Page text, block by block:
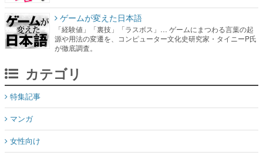
ゲームが変えた日本語
「経験値」「裏技」「ラスボス」… ゲームにまつわる言葉の起
源や用法の変遷を、コンピューター文化史研究家・タイニーP氏
が徹底調査。
カテゴリ
特集記事
マンガ
女性向け